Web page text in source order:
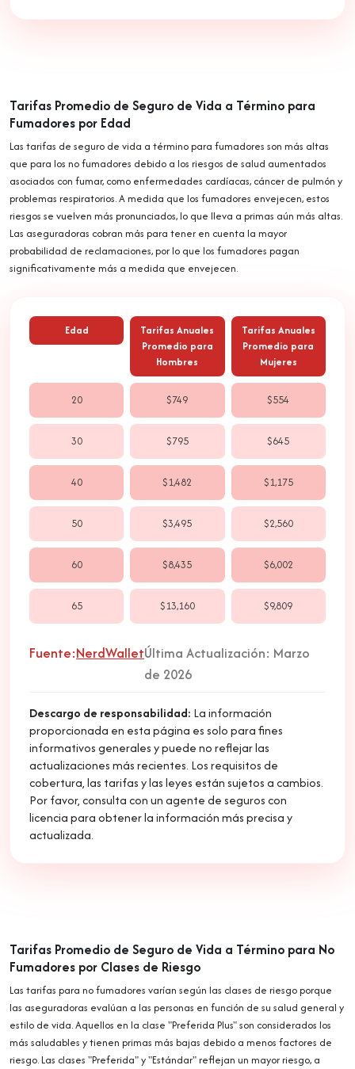
Tarifas Promedio de Seguro de Vida a Término para
Fumadores por Edad
Las tarifas de seguro de vida a término para fumadores son más altas
que para los no fumadores debido a los riesgos de salud aumentados
asociados con fumar, como enfermedades cardíacas, cáncer de pulmón y
problemas respiratorios. A medida que los fumadores envejecen, estos
riesgos se vuelven más pronunciados, lo que lleva a primas aún más altas.
Las aseguradoras cobran más para tener en cuenta la mayor
probabilidad de reclamaciones, por lo que los fumadores pagan
significativamente más a medida que envejecen.
Edad
Tarifas Anuales
Promedio para
Hombres
Tarifas Anuales
Promedio para
Mujeres
20 $749 $554
30 $795 $645
40 $1,482 $1,175
50 $3,495 $2,560
60 $8,435 $6,002
65 $13,160 $9,809
Fuente:NerdWalletÚltima Actualización: Marzo
de 2026
Descargo de responsabilidad: La información
proporcionada en esta página es solo para fines
informativos generales y puede no reflejar las
actualizaciones más recientes. Los requisitos de
cobertura, las tarifas y las leyes están sujetos a cambios.
Por favor, consulta con un agente de seguros con
licencia para obtener la información más precisa y
actualizada.
Tarifas Promedio de Seguro de Vida a Término para No
Fumadores por Clases de Riesgo
Las tarifas para no fumadores varían según las clases de riesgo porque
las aseguradoras evalúan a las personas en función de su salud general y
estilo de vida. Aquellos en la clase "Preferida Plus" son considerados los
más saludables y tienen primas más bajas debido a menos factores de
riesgo. Las clases "Preferida" y "Estándar" reflejan un mayor riesgo, a